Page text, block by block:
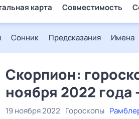
карта Совместимость
Сонник Предсказания Имена
Скорпион:
ноября 2022
19 ноября 2022 Гороскопы